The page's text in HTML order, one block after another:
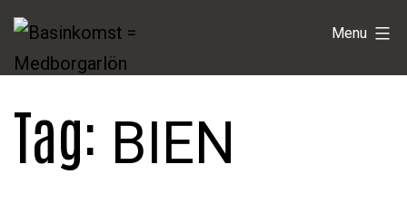
Skip
content
Basinkomst
=
Menu
Tag: BIEN